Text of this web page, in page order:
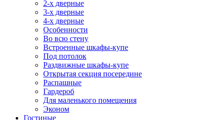
2-х дверные
3-х дверные
4-х дверные
Особенности
Во всю стену
Встроенные шкафы-купе
Под потолок
Раздвижные шкафы-купе
Открытая секция посередине
Распашные
Гардероб
Для маленького помещения
Эконом
Гостиные